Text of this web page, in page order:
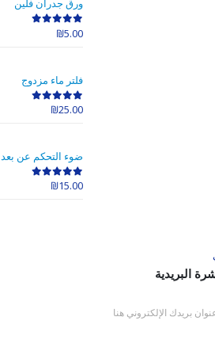
ورق جدران فلين
0
out of 5
₪5.00
فلتر ماء مزدوج
0
out of 5
₪25.00
ضوء التحكم عن بعد
0
out of 5
₪15.00
البريدية